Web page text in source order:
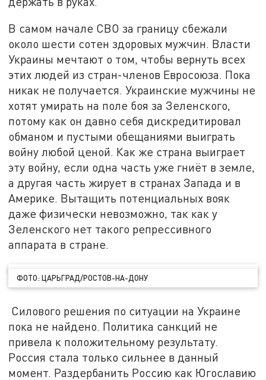
В самом начале СВО за границу сбежали
около шести сотен здоровых мужчин. Власти
Украины мечтают о том, чтобы вернуть всех
этих людей из стран-членов Евросоюза. Пока
никак не получается. Украинские мужчины не
хотят умирать на поле боя за Зеленского,
потому как он давно себя дискредитировал
обманом и пустыми обещаниями выиграть
войну любой ценой. Как же страна выиграет
эту войну, если одна часть уже гниёт в земле,
а другая часть жирует в странах Запада и в
Америке. Вытащить потенциальных вояк
даже физически невозможно, так как у
Зеленского нет такого репрессивного
аппарата в стране.
ФОТО: ЦАРЬГРАД/РОСТОВ-НА-ДОНУ
Силового решения по ситуации на Украине
пока не найдено. Политика санкций не
привела к положительному результату.
Россия стала только сильнее в данный
момент. Раздербанить Россию как Югославию